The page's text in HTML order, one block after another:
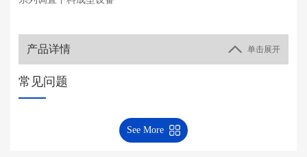
产品详情 单击展开
常见问题
See More